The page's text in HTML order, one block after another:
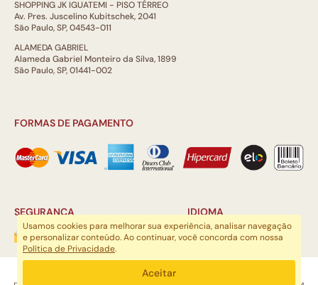
SHOPPING JK IGUATEMI - PISO TÉRREO
Av. Pres. Juscelino Kubitschek, 2041
São Paulo, SP, 04543-011
ALAMEDA GABRIEL
Alameda Gabriel Monteiro da Silva, 1899
São Paulo, SP, 01441-002
FORMAS DE PAGAMENTO
SEGURANÇA IDIOMA
ARTSOUL COMUNICAÇÃO DIGITAL LTDA | CNPJ: 29.752.781/0001-52
Usamos cookies para melhorar sua experiência, analisar navegação
e personalizar conteúdo. Ao continuar, você concorda com nossa
Política de Privacidade.
Aceitar